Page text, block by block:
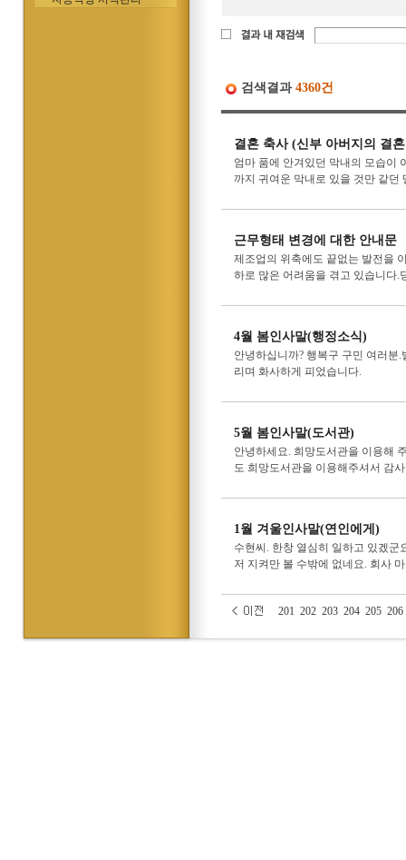
검색결과 4360건
결혼 축사 (신부 아버지의 결
엄마 품에 안겨있던 막내의 모습이
까지 귀여운 막내로 있을 것만 같던
근무형태 변경에 대한 안내문
제조업의 위축에도 끝없는 발전을
하로 많은 어려움을 겪고 있습니다.
4월 봄인사말(행정소식)
안녕하십니까? 행복구 구민 여러분
리며 화사하게 피었습니다.
5월 봄인사말(도서관)
안녕하세요. 희망도서관을 이용해
도 희망도서관을 이용해주셔서 감
1월 겨울인사말(연인에게)
수현씨. 한창 열심히 일하고 있겠군
저 지켜만 볼 수밖에 없네요. 회사
201 202 203 204 205 206